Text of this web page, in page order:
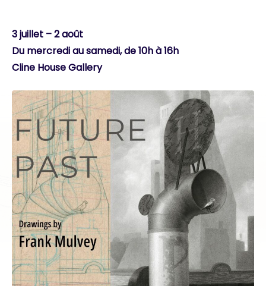
3 juillet – 2 août
Du mercredi au samedi, de 10h à 16h
Cline House Gallery